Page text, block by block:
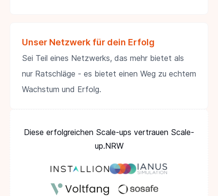
Unser Netzwerk für dein Erfolg
Sei Teil eines Netzwerks, das mehr bietet als
nur Ratschläge - es bietet einen Weg zu echtem
Wachstum und Erfolg.
Diese erfolgreichen Scale-ups vertrauen Scale-
up.NRW